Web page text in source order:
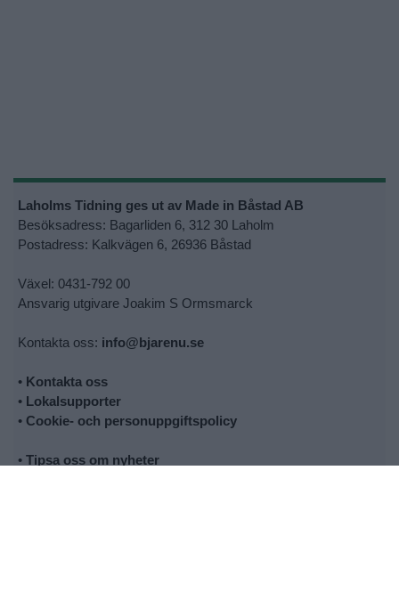
Laholms Tidning ges ut av Made in Båstad AB
Besöksadress: Bagarliden 6, 312 30 Laholm
Postadress: Kalkvägen 6, 26936 Båstad
Växel: 0431-792 00
Ansvarig utgivare Joakim S Ormsmarck
Kontakta oss: info@bjarenu.se
• Kontakta oss
• Lokalsupporter
• Cookie- och personuppgiftspolicy
• Tipsa oss om nyheter